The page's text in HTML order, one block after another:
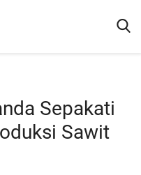
Sepakati
Sawit